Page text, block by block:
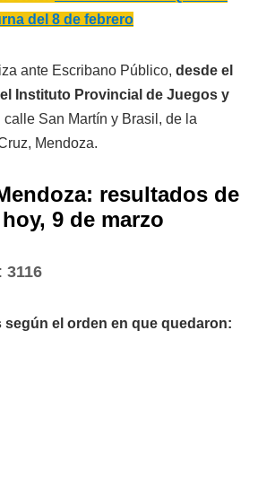
del 8 de febrero
ante Escribano Público, desde el
Instituto Provincial de Juegos y
calle San Martín y Brasil, de la
Mendoza.
resultados de
9 de marzo
3116
el orden en que quedaron: